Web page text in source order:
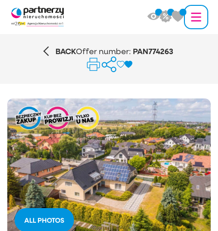
BACKOffer number: PAN774263
ALL PHOTOS